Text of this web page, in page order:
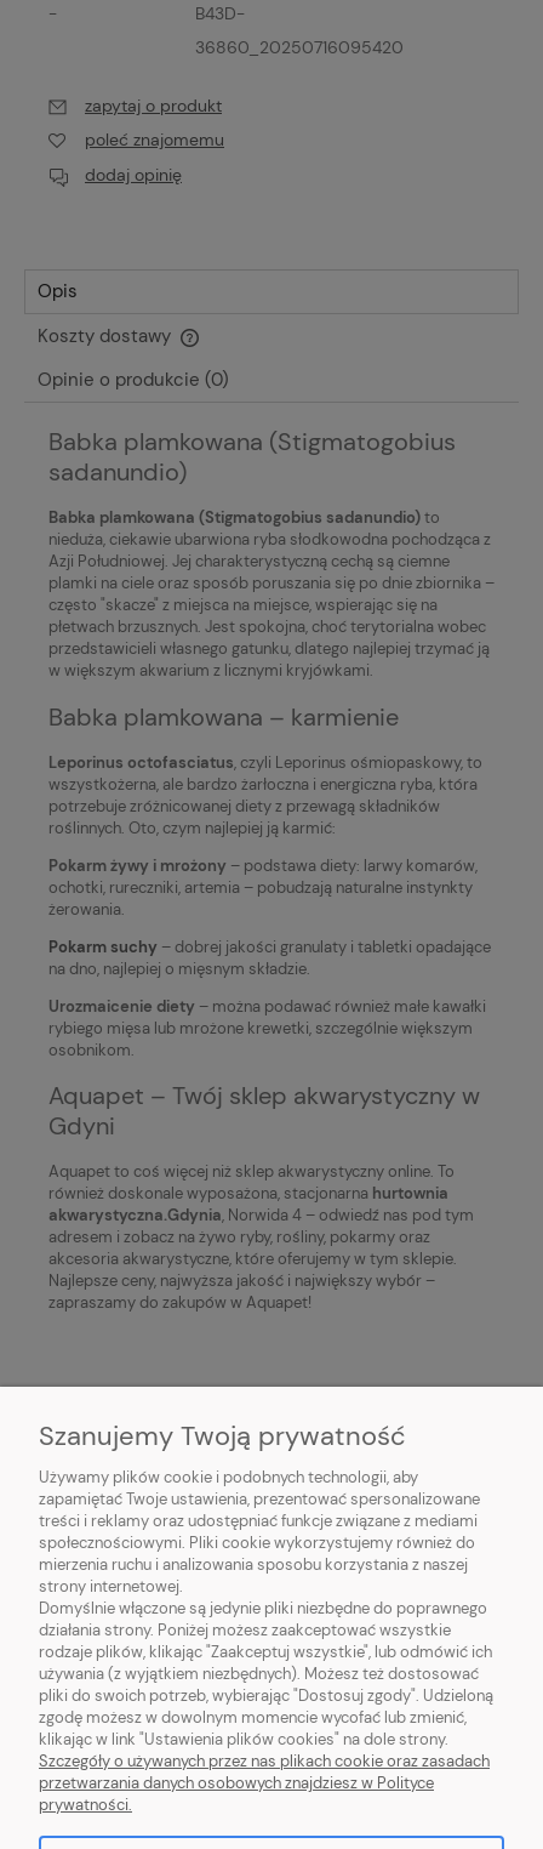
-
B43D-
36860_20250716095420
zapytaj o produkt
poleć znajomemu
dodaj opinię
Opis
Koszty dostawy
Cena nie zawiera ewentualnych kosztów płatności
Opinie o produkcie (0)
Babka plamkowana (Stigmatogobius
sadanundio)
Babka plamkowana (Stigmatogobius sadanundio)to
nieduża, ciekawie ubarwiona ryba słodkowodna pochodząca z
Azji Południowej. Jej charakterystyczną cechą są ciemne
plamki na ciele oraz sposób poruszania się po dnie zbiornika –
często "skacze" z miejsca na miejsce, wspierając się na
płetwach brzusznych. Jest spokojna, choć terytorialna wobec
przedstawicieli własnego gatunku, dlatego najlepiej trzymać ją
w większym akwarium z licznymi kryjówkami.
Babka plamkowana – karmienie
Leporinus octofasciatus, czyli Leporinus ośmiopaskowy, to
wszystkożerna, ale bardzo żarłoczna i energiczna ryba, która
potrzebuje zróżnicowanej diety z przewagą składników
roślinnych. Oto, czym najlepiej ją karmić:
Pokarm żywy i mrożony – podstawa diety: larwy komarów,
ochotki, rureczniki, artemia – pobudzają naturalne instynkty
żerowania.
Pokarm suchy – dobrej jakości granulaty i tabletki opadające
na dno, najlepiej o mięsnym składzie.
Urozmaicenie diety – można podawać również małe kawałki
rybiego mięsa lub mrożone krewetki, szczególnie większym
osobnikom.
Aquapet – Twój sklep akwarystyczny w
Gdyni
Aquapet to coś więcej niż sklep akwarystyczny online. To
również doskonale wyposażona, stacjonarna hurtownia
akwarystyczna.Gdynia, Norwida 4 – odwiedź nas pod tym
adresem i zobacz na żywo ryby, rośliny, pokarmy oraz
akcesoria akwarystyczne, które oferujemy w tym sklepie.
Najlepsze ceny, najwyższa jakość i największy wybór –
zapraszamy do zakupów w Aquapet!
O NAS
OBSŁUGA KLIENTA
POMOC
MOJE KONTO
Szanujemy Twoją prywatność
Używamy plików cookie i podobnych technologii, aby
zapamiętać Twoje ustawienia, prezentować spersonalizowane
treści i reklamy oraz udostępniać funkcje związane z mediami
społecznościowymi. Pliki cookie wykorzystujemy również do
mierzenia ruchu i analizowania sposobu korzystania z naszej
strony internetowej.
Domyślnie włączone są jedynie pliki niezbędne do poprawnego
działania strony. Poniżej możesz zaakceptować wszystkie
rodzaje plików, klikając "Zaakceptuj wszystkie", lub odmówić ich
używania (z wyjątkiem niezbędnych). Możesz też dostosować
pliki do swoich potrzeb, wybierając "Dostosuj zgody". Udzieloną
zgodę możesz w dowolnym momencie wycofać lub zmienić,
klikając w link "Ustawienia plików cookies" na dole strony.
Szczegóły o używanych przez nas plikach cookie oraz zasadach
przetwarzania danych osobowych znajdziesz w Polityce
prywatności.